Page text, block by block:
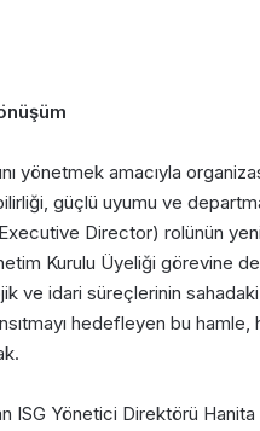
yönetmek amacıyla
güçlü uyumu ve
Director) rolünün
Kurulu Üyeliği görevine
ve idari süreçlerinin
hedefleyen bu hamle,
ISG Yönetici Direktörü Hanita